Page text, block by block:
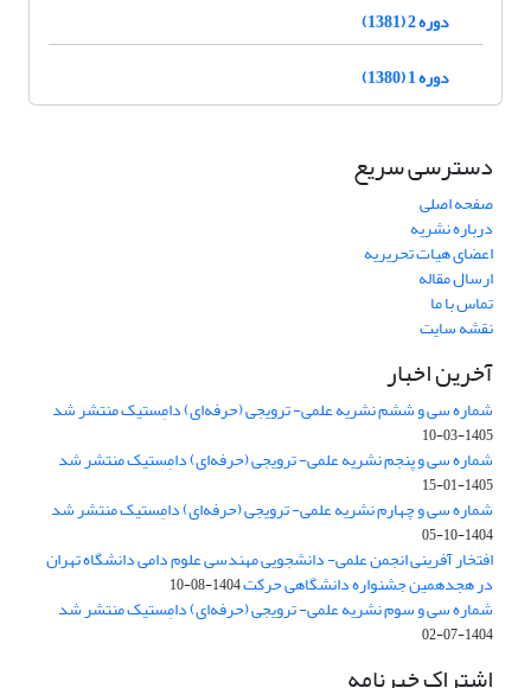
دوره 2 (1381)
دوره 1 (1380)
دسترسی سریع
صفحه اصلی
درباره نشریه
اعضای هیات تحریریه
ارسال مقاله
تماس با ما
نقشه سایت
آخرین اخبار
شماره سی و ششم نشریه علمی- ترویجی (حرفه‌ای) دامِستیک منتشر شد
1405-03-10
شماره سی و پنجم نشریه علمی- ترویجی (حرفه‌ای) دامِستیک منتشر شد
1405-01-15
شماره سی و چهارم نشریه علمی- ترویجی (حرفه‌ای) دامِستیک منتشر شد
1404-10-05
افتخار آفرینی انجمن علمی- دانشجویی مهندسی علوم دامی دانشگاه تهران
در هجدهمین جشنواره دانشگاهی حرکت1404-08-10
شماره سی و سوم نشریه علمی- ترویجی (حرفه‌ای) دامِستیک منتشر شد
1404-07-02
اشتراک خبرنامه